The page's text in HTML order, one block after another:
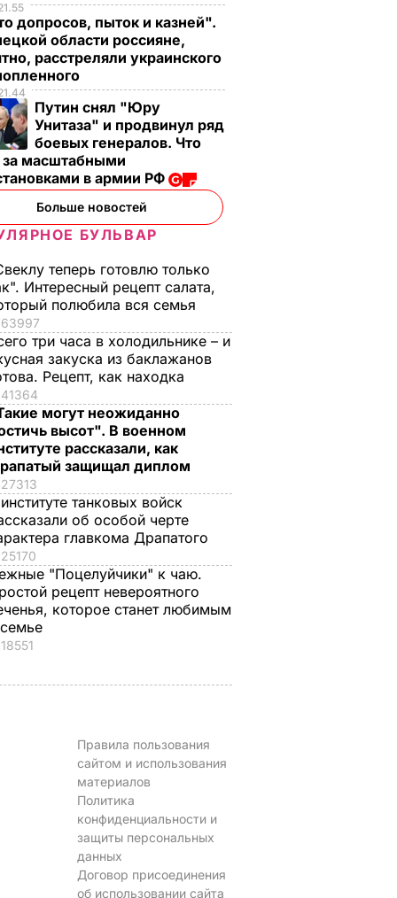
что
"Хрустящие
снаружи и нежные
внутри". Самые
кабачки
6 августа, 18.09 БУЛЬВАР
допросов, пыток и казней".
области россияне,
расстреляли украинского
Путин снял "Юру
Унитаза" и продвинул ряд
боевых генералов. Что
за масштабными
в армии РФ
Больше новостей
БУЛЬВАР
теперь готовлю только
Интересный рецепт салата,
полюбила вся семья
63997
три часа в холодильнике – и
закуска из баклажанов
Рецепт, как находка
41364
могут неожиданно
высот". В военном
рассказали, как
защищал диплом
27313
танковых войск
об особой черте
главкома Драпатого
25170
"Поцелуйчики" к чаю.
рецепт невероятного
которое станет любимым
18551
Правила пользования
сайтом и использования
материалов
Политика
конфиденциальности и
защиты персональных
данных
Договор присоединения
об использовании сайта